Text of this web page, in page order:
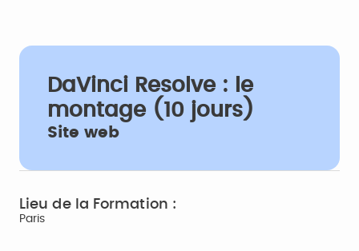
DaVinci Resolve : le
montage (10 jours)
Site web
Lieu de la Formation :
Paris